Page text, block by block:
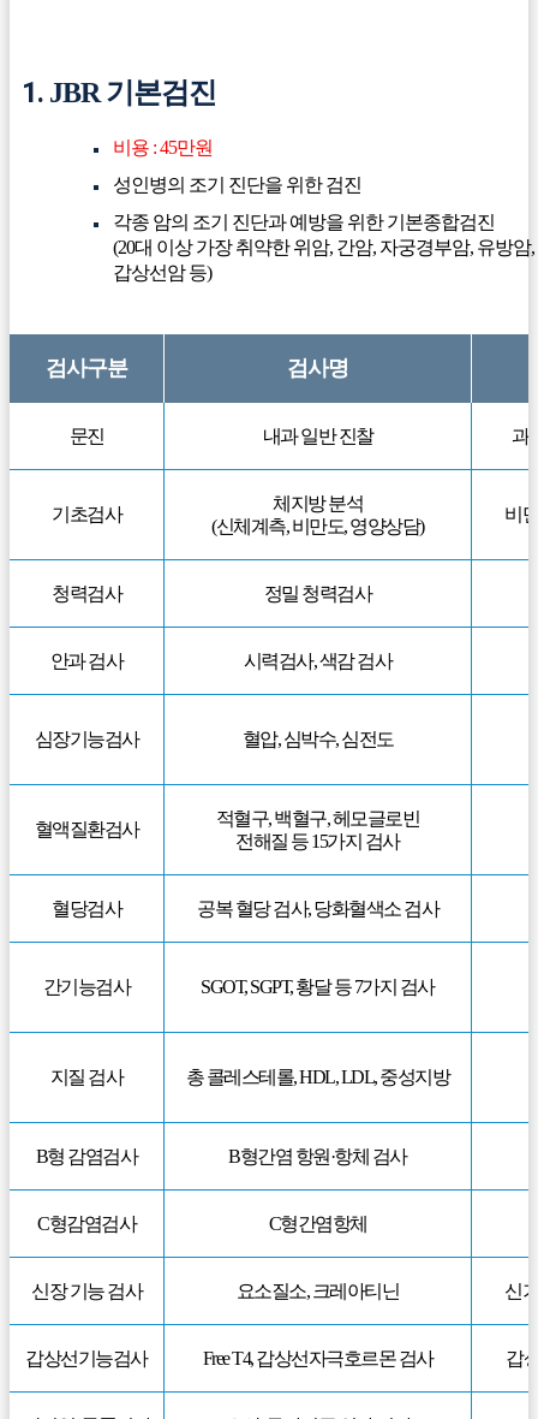
1. JBR 기본검진
비용 : 45만원
성인병의 조기 진단을 위한 검진
각종 암의 조기 진단과 예방을 위한 기본종합검진
(20대 이상 가장 취약한 위암, 간암, 자궁경부암, 유방암,
갑상선암 등)
검사구분 검사명
문진 내과 일반 진찰 과
기초검사
체지방 분석
(신체계측, 비만도, 영양상담)
비
청력검사 정밀 청력검사
안과 검사 시력검사, 색감 검사
심장기능검사 혈압, 심박수, 심전도
혈액질환검사
적혈구, 백혈구, 헤모글로빈
전해질 등 15가지 검사
혈당검사 공복 혈당 검사, 당화혈색소 검사
간기능검사 SGOT, SGPT, 황달 등 7가지 검사
지질 검사 총 콜레스테롤, HDL, LDL, 중성지방
B형 감염검사 B형간염 항원·항체 검사
C형감염검사 C형간염항체
신장 기능 검사 요소질소, 크레아티닌 신
갑상선기능검사 Free T4, 갑상선자극호르몬 검사 갑